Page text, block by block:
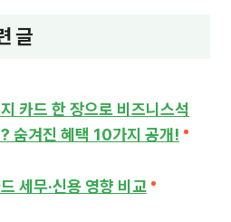
글
카드 한 장으로 비즈니스석
숨겨진 혜택 10가지 공개!
세무·신용 영향 비교